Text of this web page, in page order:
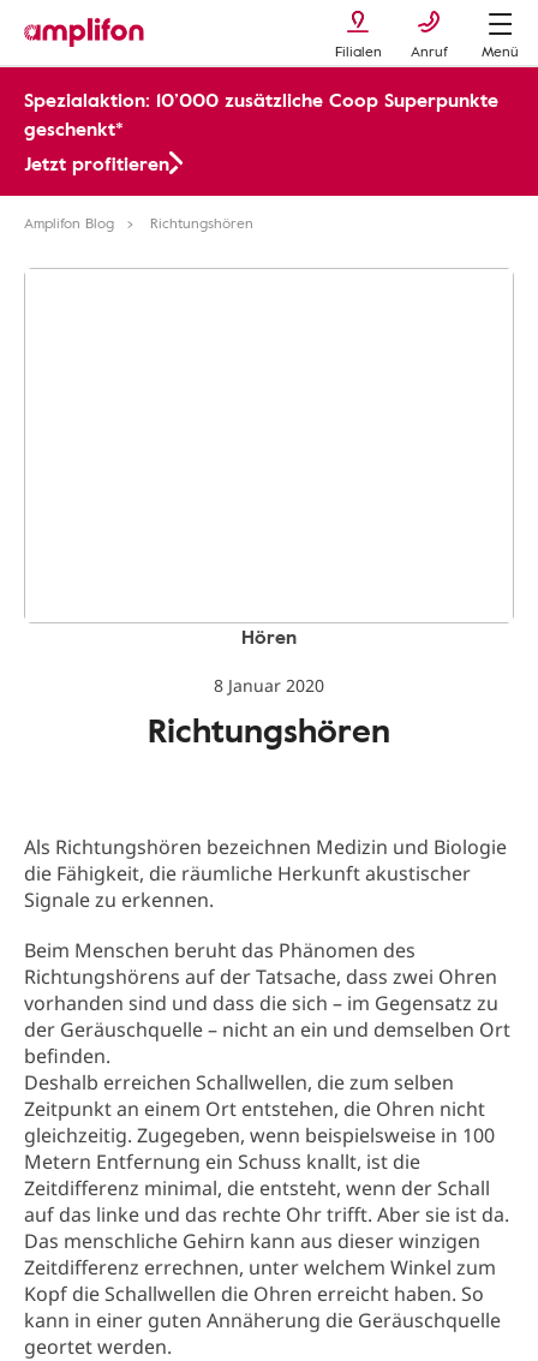
Filialen Anruf Menü
Spezialaktion: 10’000 zusätzliche Coop Superpunkte
geschenkt*
Jetzt profitieren
Amplifon Blog Richtungshören
Hören
8 Januar 2020
Richtungshören
Als Richtungshören bezeichnen Medizin und Biologie
die Fähigkeit, die räumliche Herkunft akustischer
Signale zu erkennen.
Beim Menschen beruht das Phänomen des
Richtungshörens auf der Tatsache, dass zwei Ohren
vorhanden sind und dass die sich – im Gegensatz zu
der Geräuschquelle – nicht an ein und demselben Ort
befinden.
Deshalb erreichen Schallwellen, die zum selben
Zeitpunkt an einem Ort entstehen, die Ohren nicht
gleichzeitig. Zugegeben, wenn beispielsweise in 100
Metern Entfernung ein Schuss knallt, ist die
Zeitdifferenz minimal, die entsteht, wenn der Schall
auf das linke und das rechte Ohr trifft. Aber sie ist da.
Das menschliche Gehirn kann aus dieser winzigen
Zeitdifferenz errechnen, unter welchem Winkel zum
Kopf die Schallwellen die Ohren erreicht haben. So
kann in einer guten Annäherung die Geräuschquelle
geortet werden.